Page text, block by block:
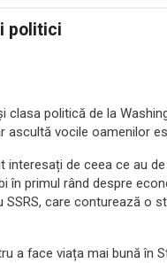
politici
clasa politică de la
ascultă vocile oamenilor
de ceea ce au
în primul rând despre
care conturează o
a face viața mai bună în